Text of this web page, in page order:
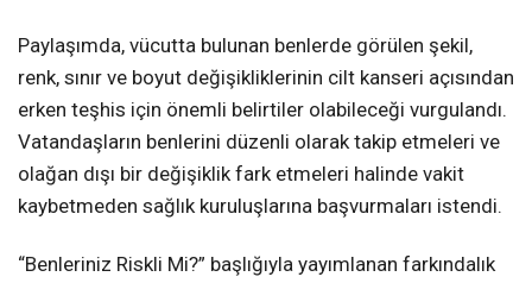
Paylaşımda, vücutta bulunan benlerde görülen şekil,
renk, sınır ve boyut değişikliklerinin cilt kanseri açısından
erken teşhis için önemli belirtiler olabileceği vurgulandı.
Vatandaşların benlerini düzenli olarak takip etmeleri ve
olağan dışı bir değişiklik fark etmeleri halinde vakit
kaybetmeden sağlık kuruluşlarına başvurmaları istendi.
“Benleriniz Riskli Mi?” başlığıyla yayımlanan farkındalık